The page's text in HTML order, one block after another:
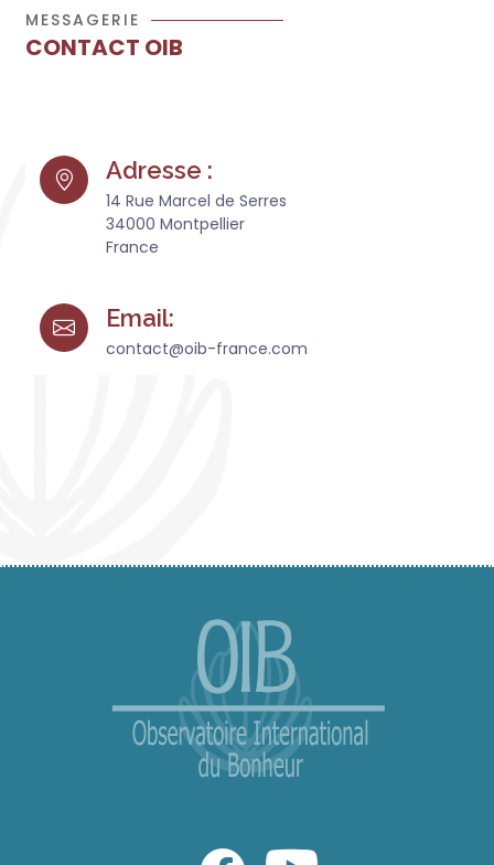
MESSAGERIE
CONTACT OIB
Adresse :
14 Rue Marcel de Serres
34000 Montpellier
France
Email:
contact@oib-france.com